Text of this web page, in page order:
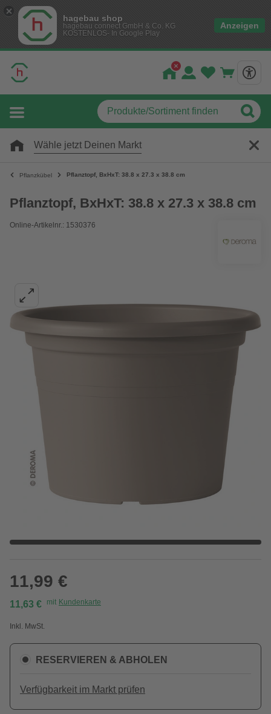
hagebau shop
hagebau connect GmbH & Co. KG
KOSTENLOS- In Google Play
Anzeigen
Wähle jetzt Deinen Markt
Pflanzkübel Pflanztopf, BxHxT: 38.8 x 27.3 x 38.8 cm
Pflanztopf, BxHxT: 38.8 x 27.3 x 38.8 cm
Online-Artikelnr.: 1530376
11,99 €
11,63 € mit Kundenkarte
Inkl. MwSt.
RESERVIEREN & ABHOLEN
Verfügbarkeit im Markt prüfen